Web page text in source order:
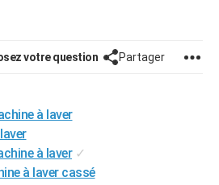
votre question Partager
à laver
à laver ✓
à laver cassé